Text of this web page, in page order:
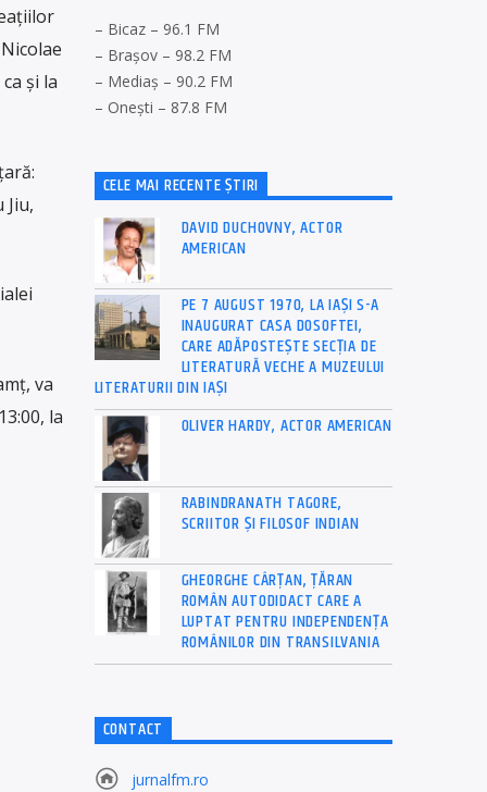
și la
Jiu,
va
la
– Bicaz – 96.1 FM
– Brașov – 98.2 FM
– Mediaș – 90.2 FM
– Onești – 87.8 FM
CELE MAI RECENTE ȘTIRI
DAVID DUCHOVNY, ACTOR
AMERICAN
PE 7 AUGUST 1970, LA IAŞI S-A
INAUGURAT CASA DOSOFTEI,
CARE ADĂPOSTEŞTE SECŢIA DE
LITERATURĂ VECHE A MUZEULUI
LITERATURII DIN IAŞI
OLIVER HARDY, ACTOR AMERICAN
RABINDRANATH TAGORE,
SCRIITOR ȘI FILOSOF INDIAN
GHEORGHE CÂRȚAN, ŢĂRAN
ROMÂN AUTODIDACT CARE A
LUPTAT PENTRU INDEPENDENȚA
ROMÂNILOR DIN TRANSILVANIA
CONTACT
jurnalfm.ro